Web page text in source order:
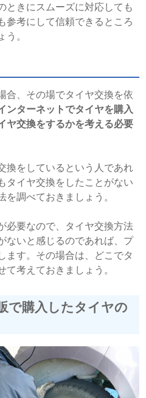
ときにスムーズに対応しても
参考にして信頼できるところ
。
合、その場でタイヤ交換を依
ンターネットでタイヤを購入
ヤ交換をするかを考える必要
換をしているという人であれ
タイヤ交換をしたことがない
調べておきましょう。
必要なので、タイヤ交換方法
ないと感じるのであれば、プ
ます。その場合は、どこでタ
考えておきましょう。
で購入したタイヤの